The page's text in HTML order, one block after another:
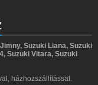
Suzuki Liana, Suzuki
Suzuki Vitara, Suzuki
házhozszállítással.